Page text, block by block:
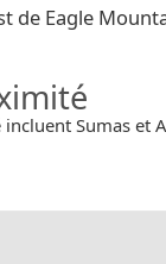
de Eagle
Sumas et